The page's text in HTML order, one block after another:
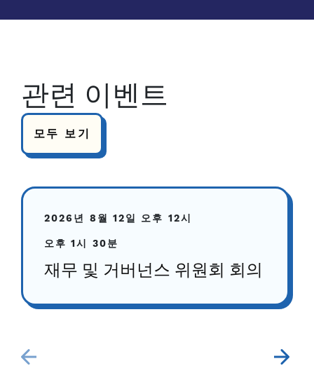
관련 이벤트
모두 보기
2026년 8월 12일 오후 12시
오후 1시 30분
재무 및 거버넌스 위원회 회의